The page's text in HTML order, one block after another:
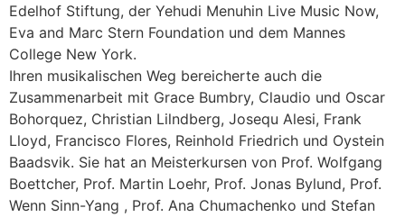
Edelhof Stiftung, der Yehudi Menuhin Live Music Now,
Eva and Marc Stern Foundation und dem Mannes
College New York.
Ihren musikalischen Weg bereicherte auch die
Zusammenarbeit mit Grace Bumbry, Claudio und Oscar
Bohorquez, Christian Lilndberg, Josequ Alesi, Frank
Lloyd, Francisco Flores, Reinhold Friedrich und Oystein
Baadsvik. Sie hat an Meisterkursen von Prof. Wolfgang
Boettcher, Prof. Martin Loehr, Prof. Jonas Bylund, Prof.
Wenn Sinn-Yang , Prof. Ana Chumachenko und Stefan